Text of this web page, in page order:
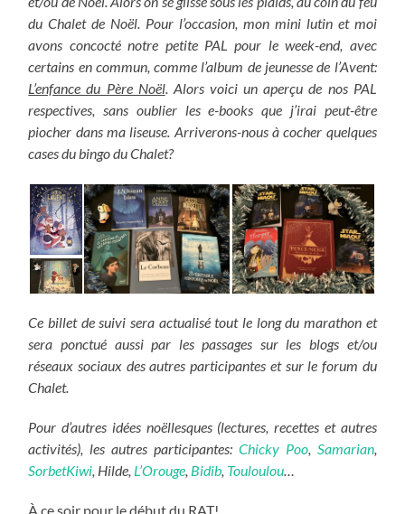
du Chalet de Noël. Pour l’occasion, mon mini lutin et moi
avons concocté notre petite PAL pour le week-end, avec
certains en commun, comme l’album de jeunesse de l’Avent:
L’enfance du Père Noël. Alors voici un aperçu de nos PAL
respectives, sans oublier les e-books que j’irai peut-être
piocher dans ma liseuse. Arriverons-nous à cocher quelques
cases du bingo du Chalet?
Ce billet de suivi sera actualisé tout le long du marathon et
sera ponctué aussi par les passages sur les blogs et/ou
réseaux sociaux des autres participantes et sur le forum du
Chalet.
Pour d’autres idées noëllesques (lectures, recettes et autres
activités), les autres participantes: Chicky Poo, Samarian,
SorbetKiwi, Hilde, L’Orouge, Bidib, Touloulou…
À ce soir pour le début du RAT!